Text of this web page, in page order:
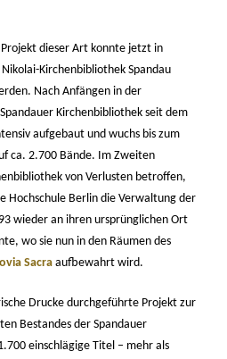
dieser Art konnte jetzt in
Kirchenbibliothek Spandau
Nach Anfängen in der
Kirchenbibliothek seit dem
aufgebaut und wuchs bis zum
ca. 2.700 Bände. Im Zweiten
von Verlusten betroffen,
Hochschule Berlin die Verwaltung der
wieder an ihren ursprünglichen Ort
wo sie nun in den Räumen des
Sacraaufbewahrt wird.
Drucke durchgeführte Projekt zur
Bestandes der Spandauer
einschlägige Titel – mehr als